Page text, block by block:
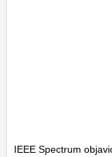
IEEE Spectrum